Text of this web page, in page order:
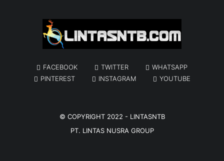
FACEBOOK TWITTER
WHATSAPP
PINTEREST
INSTAGRAM YOUTUBE
© COPYRIGHT 2022 - LINTASNTB
PT. LINTAS NUSRA GROUP